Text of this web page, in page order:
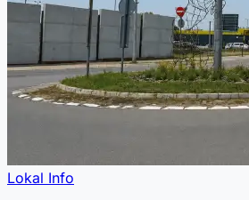
Lokal Info